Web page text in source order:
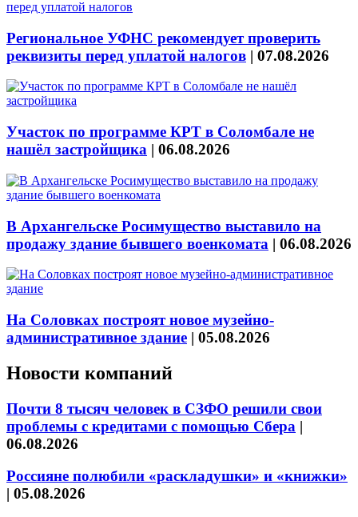
Региональное УФНС рекомендует проверить
реквизиты перед уплатой налогов | 07.08.2026
Участок по программе КРТ в Соломбале не
нашёл застройщика | 06.08.2026
В Архангельске Росимущество выставило на
продажу здание бывшего военкомата | 06.08.2026
На Соловках построят новое музейно-
административное здание | 05.08.2026
Новости компаний
Почти 8 тысяч человек в СЗФО решили свои
проблемы с кредитами с помощью Сбера |
06.08.2026
Россияне полюбили «раскладушки» и «книжки»
| 05.08.2026